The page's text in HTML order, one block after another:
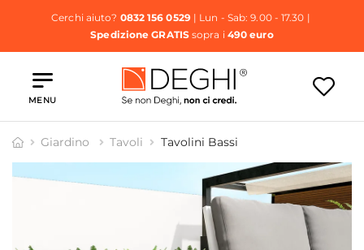
Cerchi aiuto? 0832 156 0529| Lun - Sab: 9.00 - 17.30 |
Spedizione GRATISsopra i 490 euro
MENU
Giardino Tavoli Tavolini Bassi